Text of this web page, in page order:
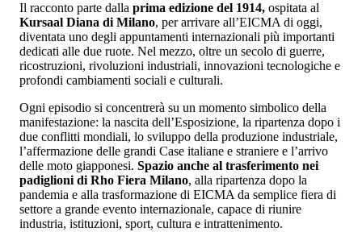
Il racconto parte dalla prima edizione del 1914, ospitata al
Kursaal Diana di Milano, per arrivare all’EICMA di oggi,
diventata uno degli appuntamenti internazionali più importanti
dedicati alle due ruote. Nel mezzo, oltre un secolo di guerre,
ricostruzioni, rivoluzioni industriali, innovazioni tecnologiche e
profondi cambiamenti sociali e culturali.
Ogni episodio si concentrerà su un momento simbolico della
manifestazione: la nascita dell’Esposizione, la ripartenza dopo i
due conflitti mondiali, lo sviluppo della produzione industriale,
l’affermazione delle grandi Case italiane e straniere e l’arrivo
delle moto giapponesi. Spazio anche al trasferimento nei
padiglioni di Rho Fiera Milano, alla ripartenza dopo la
pandemia e alla trasformazione di EICMA da semplice fiera di
settore a grande evento internazionale, capace di riunire
industria, istituzioni, sport, cultura e intrattenimento.